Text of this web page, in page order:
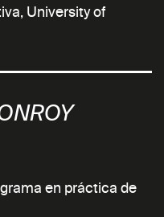
University of
en práctica de